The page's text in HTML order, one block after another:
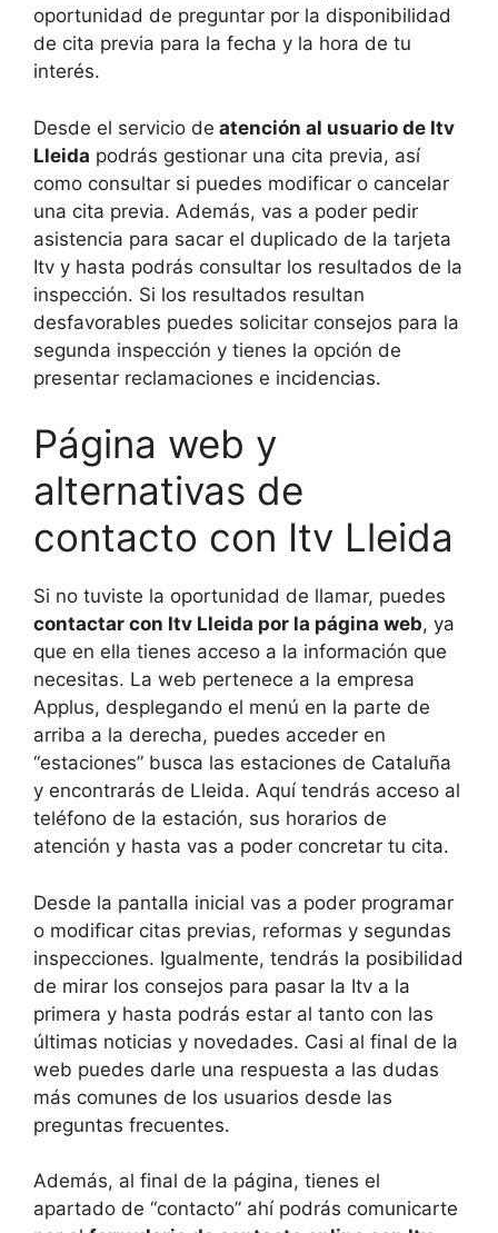
oportunidad de preguntar por la disponibilidad
de cita previa para la fecha y la hora de tu
interés.
Desde el servicio de atención al usuario de Itv
Lleida podrás gestionar una cita previa, así
como consultar si puedes modificar o cancelar
una cita previa. Además, vas a poder pedir
asistencia para sacar el duplicado de la tarjeta
Itv y hasta podrás consultar los resultados de la
inspección. Si los resultados resultan
desfavorables puedes solicitar consejos para la
segunda inspección y tienes la opción de
presentar reclamaciones e incidencias.
Página web y
alternativas de
contacto con Itv Lleida
Si no tuviste la oportunidad de llamar, puedes
contactar con Itv Lleida por la página web, ya
que en ella tienes acceso a la información que
necesitas. La web pertenece a la empresa
Applus, desplegando el menú en la parte de
arriba a la derecha, puedes acceder en
“estaciones” busca las estaciones de Cataluña
y encontrarás de Lleida. Aquí tendrás acceso al
teléfono de la estación, sus horarios de
atención y hasta vas a poder concretar tu cita.
Desde la pantalla inicial vas a poder programar
o modificar citas previas, reformas y segundas
inspecciones. Igualmente, tendrás la posibilidad
de mirar los consejos para pasar la Itv a la
primera y hasta podrás estar al tanto con las
últimas noticias y novedades. Casi al final de la
web puedes darle una respuesta a las dudas
más comunes de los usuarios desde las
preguntas frecuentes.
Además, al final de la página, tienes el
apartado de “contacto” ahí podrás comunicarte